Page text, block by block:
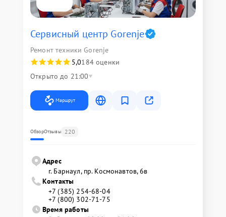
Сервисный центр Gorenje
Ремонт техники Gorenje
5,0184 оценки
Открыто до 21:00
Маршрут
ОбзорОтзывы 220
Адрес
г. Барнаул, ​пр. Космонавтов, 6в
Контакты
+7 (385) 254-68-04
+7 (800) 302-71-75
Время работы